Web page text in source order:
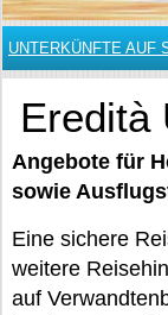
UNTERKÜNFTE AUF
Eredità
Angebote für
sowie
Eine sichere
weitere
auf